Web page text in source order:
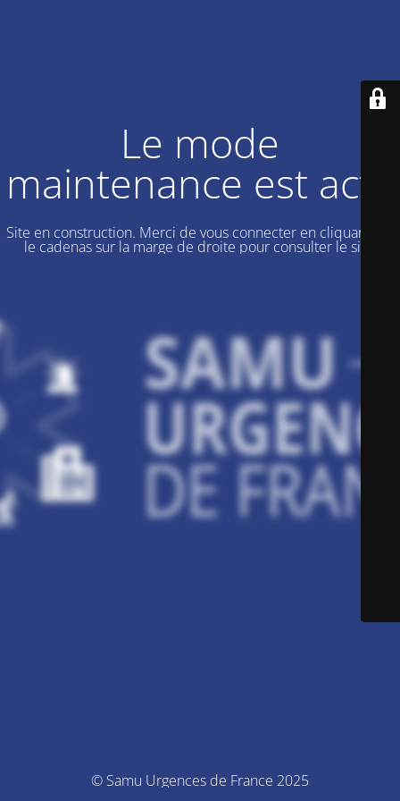
Le mode
maintenance est actif
Site en construction. Merci de vous connecter en cliquant sur
le cadenas sur la marge de droite pour consulter le site.
© Samu Urgences de France 2025